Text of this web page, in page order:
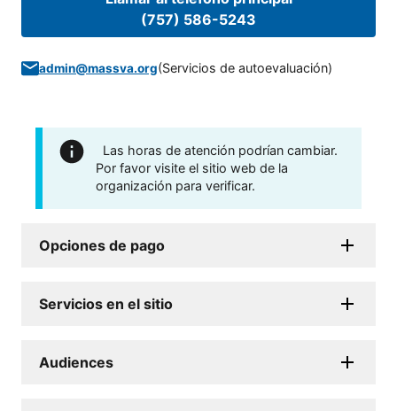
(757) 586-5243
admin@massva.org(Servicios de autoevaluación)
Las horas de atención podrían cambiar.
Por favor visite el sitio web de la
organización para verificar.
Opciones de pago
Servicios en el sitio
Audiences